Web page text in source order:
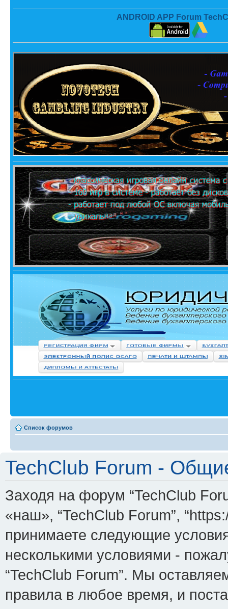
ANDROID APP Forum
Список форумов
TechClub Forum -
Заходя на форум “TechClub
«наш», “TechClub Forum”,
принимаете следующие
несколькими условиями -
“TechClub Forum”. Мы
правила в любое время, и